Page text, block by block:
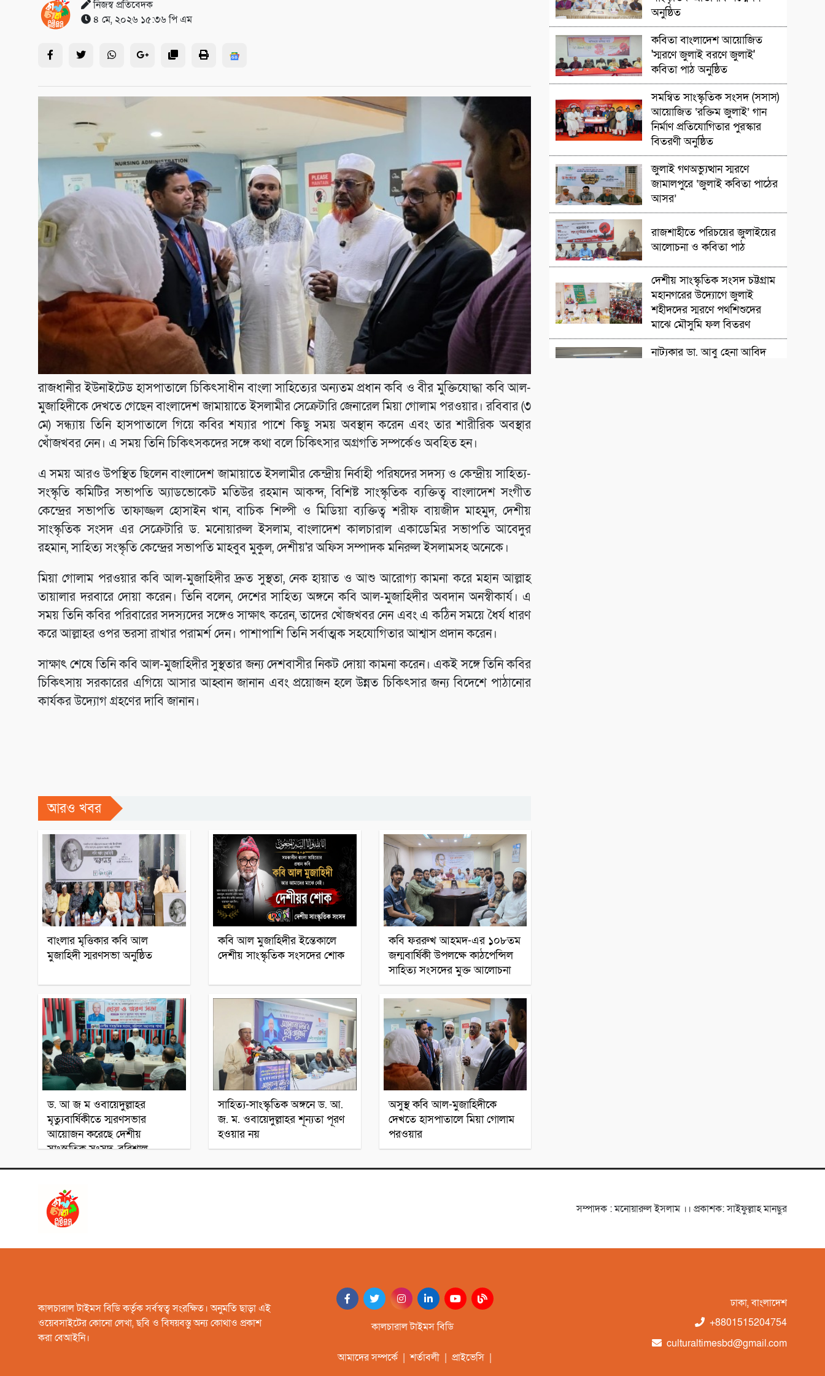
নিজস্ব প্রতিবেদক
৪ মে, ২০২৬ ১৫:৩৬ পি এম
রাজধানীর ইউনাইটেড হাসপাতালে চিকিৎসাধীন বাংলা সাহিত্যের অন্যতম প্রধান কবি ও বীর মুক্তিযোদ্ধা কবি আল-
মুজাহিদীকে দেখতে গেছেন বাংলাদেশ জামায়াতে ইসলামীর সেক্রেটারি জেনারেল মিয়া গোলাম পরওয়ার। রবিবার (৩
মে) সন্ধ্যায় তিনি হাসপাতালে গিয়ে কবির শয্যার পাশে কিছু সময় অবস্থান করেন এবং তার শারীরিক অবস্থার
খোঁজখবর নেন। এ সময় তিনি চিকিৎসকদের সঙ্গে কথা বলে চিকিৎসার অগ্রগতি সম্পর্কেও অবহিত হন।
এ সময় আরও উপস্থিত ছিলেন বাংলাদেশ জামায়াতে ইসলামীর কেন্দ্রীয় নির্বাহী পরিষদের সদস্য ও কেন্দ্রীয় সাহিত্য-
সংস্কৃতি কমিটির সভাপতি অ্যাডভোকেট মতিউর রহমান আকন্দ, বিশিষ্ট সাংস্কৃতিক ব্যক্তিত্ব বাংলাদেশ সংগীত
কেন্দ্রের সভাপতি তাফাজ্জল হোসাইন খান, বাচিক শিল্পী ও মিডিয়া ব্যক্তিত্ব শরীফ বায়জীদ মাহমুদ, দেশীয়
সাংস্কৃতিক সংসদ এর সেক্রেটারি ড. মনোয়ারুল ইসলাম, বাংলাদেশ কালচারাল একাডেমির সভাপতি আবেদুর
রহমান, সাহিত্য সংস্কৃতি কেন্দ্রের সভাপতি মাহবুব মুকুল, দেশীয়'র অফিস সম্পাদক মনিরুল ইসলামসহ অনেকে।
মিয়া গোলাম পরওয়ার কবি আল-মুজাহিদীর দ্রুত সুস্থতা, নেক হায়াত ও আশু আরোগ্য কামনা করে মহান আল্লাহ
তায়ালার দরবারে দোয়া করেন। তিনি বলেন, দেশের সাহিত্য অঙ্গনে কবি আল-মুজাহিদীর অবদান অনস্বীকার্য। এ
সময় তিনি কবির পরিবারের সদস্যদের সঙ্গেও সাক্ষাৎ করেন, তাদের খোঁজখবর নেন এবং এ কঠিন সময়ে ধৈর্য ধারণ
করে আল্লাহর ওপর ভরসা রাখার পরামর্শ দেন। পাশাপাশি তিনি সর্বাত্মক সহযোগিতার আশ্বাস প্রদান করেন।
সাক্ষাৎ শেষে তিনি কবি আল-মুজাহিদীর সুস্থতার জন্য দেশবাসীর নিকট দোয়া কামনা করেন। একই সঙ্গে তিনি কবির
চিকিৎসায় সরকারের এগিয়ে আসার আহ্বান জানান এবং প্রয়োজন হলে উন্নত চিকিৎসার জন্য বিদেশে পাঠানোর
কার্যকর উদ্যোগ গ্রহণের দাবি জানান।
আরও খবর
বাংলার মৃত্তিকার কবি আল
মুজাহিদী স্মরণসভা অনুষ্ঠিত
কবি আল মুজাহিদীর ইন্তেকালে
দেশীয় সাংস্কৃতিক সংসদের শোক
কবি ফররুখ আহমদ-এর ১০৮তম
জন্মবার্ষিকী উপলক্ষে কাঠপেন্সিল
সাহিত্য সংসদের মুক্ত আলোচনা
সাহিত্যিক
ড. আ জ ম ওবায়েদুল্লাহর
মৃত্যুবার্ষিকীতে স্মরণসভার
আয়োজন করেছে দেশীয়
সাংস্কৃতিক সংসদ, বরিশাল
সাহিত্যিক
সাহিত্য-সাংস্কৃতিক অঙ্গনে ড. আ.
জ. ম. ওবায়েদুল্লাহর শূন্যতা পূরণ
হওয়ার নয়
সাহিত্যিক
অসুস্থ কবি আল-মুজাহিদীকে
দেখতে হাসপাতালে মিয়া গোলাম
পরওয়ার
অনুষ্ঠিত
সাংস্কৃৃতিক অনুষ্ঠান
কবিতা বাংলাদেশ আয়োজিত
'স্মরণে জুলাই বরণে জুলাই'
কবিতা পাঠ অনুষ্ঠিত
সমন্বিত সাংস্কৃতিক সংসদ (সসাস)
আয়োজিত ‘রক্তিম জুলাই’ গান
নির্মাণ প্রতিযোগিতার পুরস্কার
বিতরণী অনুষ্ঠিত
সাংস্কৃতিক প্রতিষ্ঠান
জুলাই গণঅভ্যুত্থান স্মরণে
জামালপুরে ‘জুলাই কবিতা পাঠের
আসর’
সাংস্কৃতিক প্রতিষ্ঠান
রাজশাহীতে পরিচয়ের জুলাইয়ের
আলোচনা ও কবিতা পাঠ
দেশীয় সাংস্কৃতিক সংসদ চট্টগ্রাম
মহানগরের উদ্যোগে জুলাই
শহীদদের স্মরণে পথশিশুদের
মাঝে মৌসুমি ফল বিতরণ
চলচ্চিত্রজন
নাট্যকার ডা. আবু হেনা আবিদ
সম্পাদক : মনোয়ারুল ইসলাম ।। প্রকাশক: সাইফুল্লাহ মানছুর
কালচারাল টাইমস বিডি কর্তৃক সর্বস্বত্ব সংরক্ষিত। অনুমতি ছাড়া এই
ওয়েবসাইটের কোনো লেখা, ছবি ও বিষয়বস্তু অন্য কোথাও প্রকাশ
করা বেআইনি।
কালচারাল টাইমস বিডি
আমাদের সম্পর্কে | শর্তাবলী | প্রাইভেসি |
ঢাকা, বাংলাদেশ
+8801515204754
culturaltimesbd@gmail.com